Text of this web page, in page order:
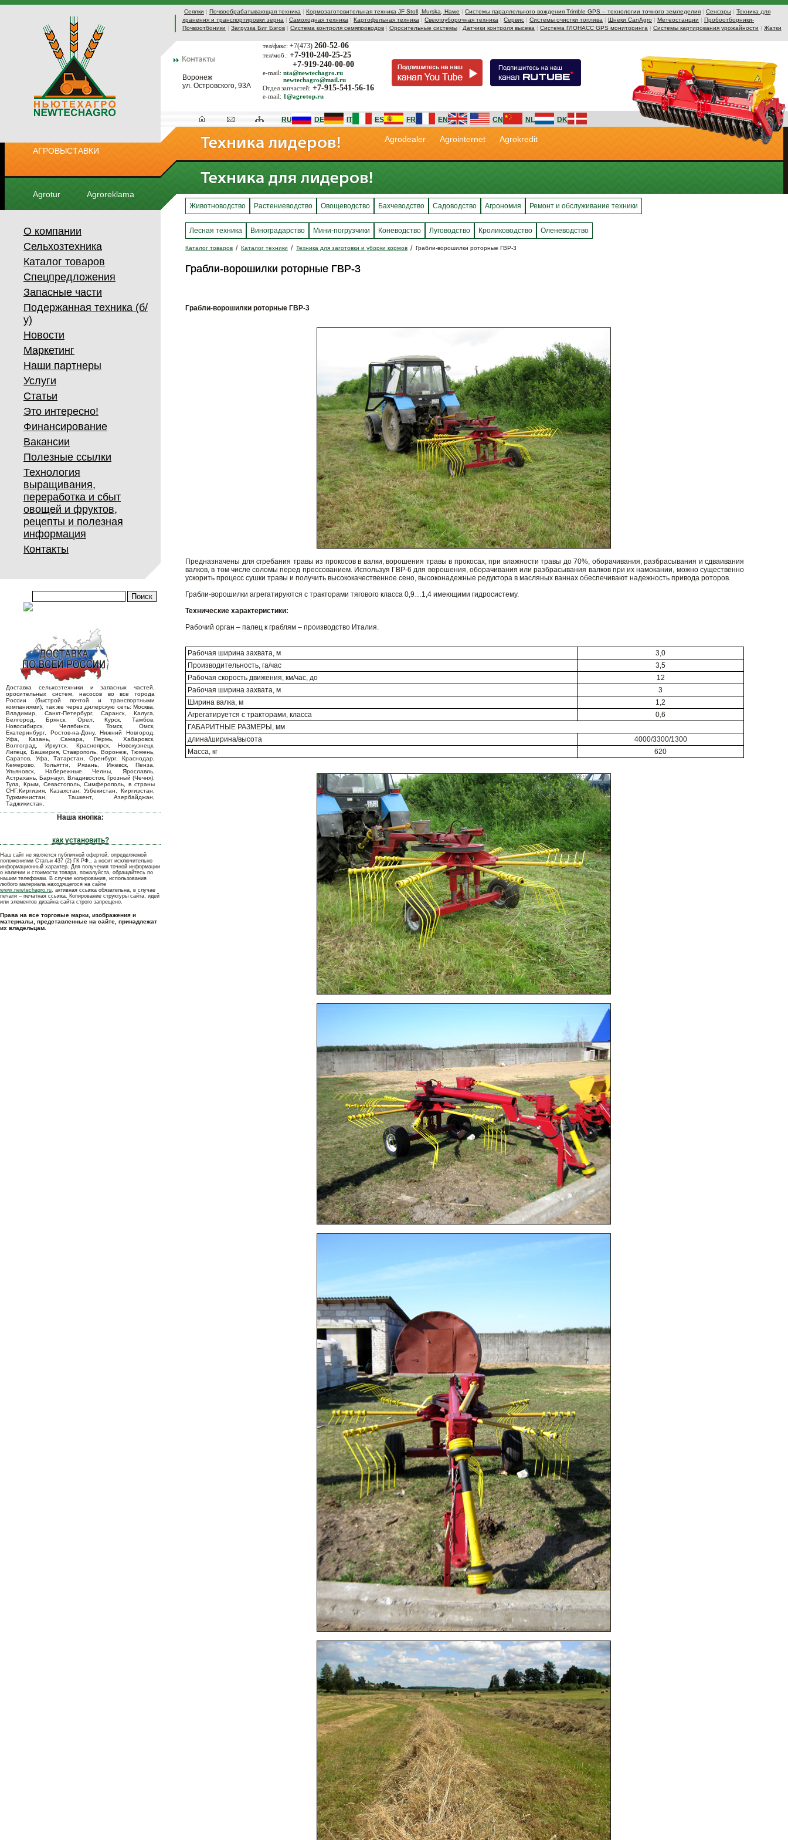
Сеялки | Почвообрабатывающая техника | Кормозаготовительная техника JF Stoll, Murska, Hawe | Системы параллельного вождения Trimble GPS – технологии точного земледелия | Сенсоры | Техника для
хранения и транспортировки зерна | Самоходная техника | Картофельная техника | Свеклоуборочная техника | Сервис | Системы очистки топлива | Шнеки CanAgro | Метеостанции | Пробоотборники-
Почвоотбоники | Загрузка Биг Бэгов | Система контроля семяпроводов | Оросительные системы | Датчики контроля высева | Система ГЛОНАСС GPS мониторинга | Системы картирования урожайности | Жатки
Воронеж
ул. Островского, 93А
тел/факс: +7(473) 260-52-06
тел/моб.: +7-910-240-25-25
+7-919-240-00-00
e-mail: nta@newtechagro.ru
newtechagro@mail.ru
Отдел запчастей: +7-915-541-56-16
e-mail: 1@agrotop.ru
АГРОВЫСТАВКИ
Agrotur Agroreklama
RU DE IT ES FR EN CN NL DK
Agrodealer Agrointernet Agrokredit
О компании
Сельхозтехника
Каталог товаров
Спецпредложения
Запасные части
Подержанная техника (б/
у)
Новости
Маркетинг
Наши партнеры
Услуги
Статьи
Это интересно!
Финансирование
Вакансии
Полезные ссылки
Технология
выращивания,
переработка и сбыт
овощей и фруктов,
рецепты и полезная
информация
Контакты
Доставка сельхозтехники и запасных частей,
оросительных систем, насосов во все города
России (быстрой почтой и транспортными
компаниями), так же через дилерскую сеть: Москва,
Владимир, Санкт-Петербург, Саранск, Калуга,
Белгород, Брянск, Орел, Курск, Тамбов,
Новосибирск, Челябинск, Томск, Омск,
Екатеринбург, Ростов-на-Дону, Нижний Новгород,
Уфа, Казань, Самара, Пермь, Хабаровск,
Волгоград, Иркутск, Красноярск, Новокузнецк,
Липецк, Башкирия, Ставрополь, Воронеж, Тюмень,
Саратов, Уфа, Татарстан, Оренбург, Краснодар,
Кемерово, Тольятти, Рязань, Ижевск, Пенза,
Ульяновск, Набережные Челны, Ярославль,
Астрахань, Барнаул, Владивосток, Грозный (Чечня),
Тула, Крым, Севастополь, Симферополь, в страны
СНГ:Киргизия, Казахстан, Узбекистан, Киргизстан,
Туркменистан, Ташкент, Азербайджан,
Таджикистан.
Наша кнопка:
как установить?
Наш сайт не является публичной офертой, определяемой
положениями Статьи 437 (2) ГК РФ., а носит исключительно
информационный характер. Для получения точной информации
о наличии и стоимости товара, пожалуйста, обращайтесь по
нашим телефонам. В случае копирования, использования
любого материала находящегося на сайте
www.newtechagro.ru, активная ссылка обязательна, в случае
печати – печатная ссылка. Копирование структуры сайта, идей
или элементов дизайна сайта строго запрещено.
Права на все торговые марки, изображения и
материалы, представленные на сайте, принадлежат
их владельцам.
Животноводство Растениеводство Овощеводство Бахчеводство Садоводство Агрономия Ремонт и обслуживание техники
Лесная техника Виноградарство Мини-погрузчики Коневодство Луговодство Кролиководство Оленеводство
Каталог товаров Каталог техники Техника для заготовки и уборки кормов Грабли-ворошилки роторные ГВР-3
Грабли-ворошилки роторные ГВР-3
Грабли-ворошилки роторные ГВР-3
Грабли-ворошилки роторные ГВР-3
Предназначены для сгребания травы из прокосов в валки, ворошения травы в прокосах, при влажности травы до 70%, оборачивания, разбрасывания и сдваивания
валков, в том числе соломы перед прессованием. Используя ГВР-6 для ворошения, оборачивания или разбрасывания валков при их намокании, можно существенно
ускорить процесс сушки травы и получить высококачественное сено, высоконадежные редуктора в масляных ваннах обеспечивают надежность привода роторов.
Грабли-ворошилки агрегатируются с тракторами тягового класса 0,9…1,4 имеющими гидросистему.
Технические характеристики:
Рабочий орган – палец к граблям – производство Италия.
Рабочая ширина захвата, м
3,0
Производительность, га/час
3,5
Рабочая скорость движения, км/час, до
12
Рабочая ширина захвата, м
3
Ширина валка, м
1,2
Агрегатируется с тракторами, класса
0,6
ГАБАРИТНЫЕ РАЗМЕРЫ, мм
длина/ширина/высота
4000/3300/1300
Масса, кг
620